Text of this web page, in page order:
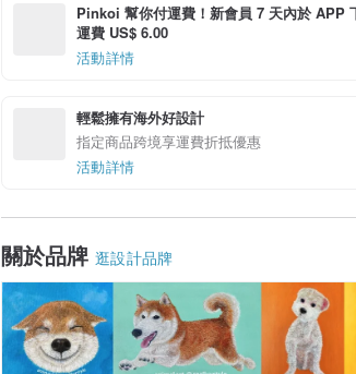
Pinkoi 幫你付運費！新會員 7 天內於 APP
運費 US$ 6.00
活動詳情
輕鬆擁有海外好設計
指定商品跨境享運費折抵優惠
活動詳情
關於品牌 逛設計品牌